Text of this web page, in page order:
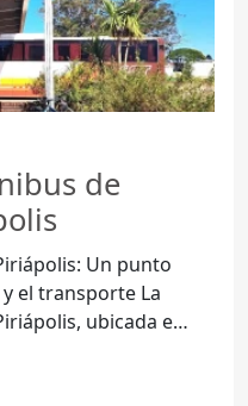
de
Un punto
transporte La
ubicada en